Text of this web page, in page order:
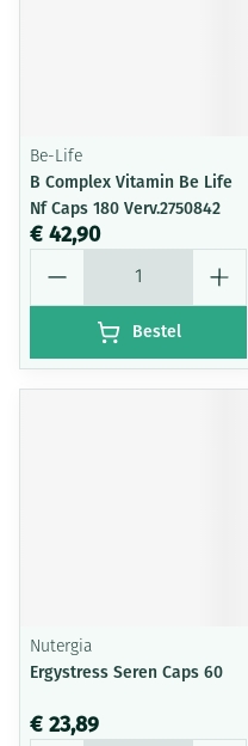
Be-Life
B Complex Vitamin Be Life
Nf Caps 180 Verv.2750842
€ 42,90
Bestel
Nutergia
Ergystress Seren Caps 60
€ 23,89